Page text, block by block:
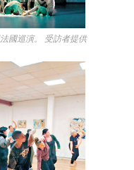
國巡演。 受訪者提供